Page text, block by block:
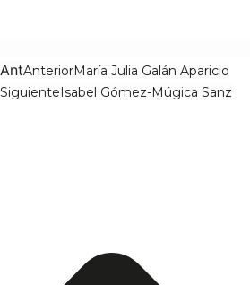
AntAnteriorMaría Julia Galán Aparicio
SiguienteIsabel Gómez-Múgica Sanz